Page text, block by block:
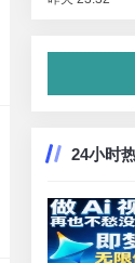
24小时